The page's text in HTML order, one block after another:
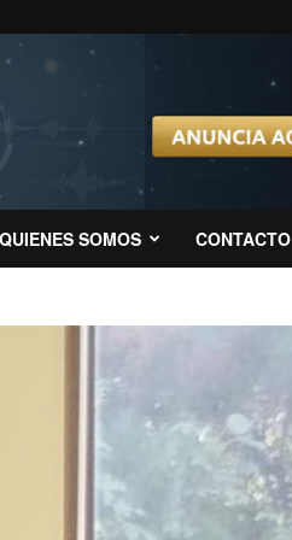
QUIENES SOMOS CONTACTO